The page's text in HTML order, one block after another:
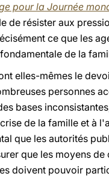
pour la Journée
de résister aux
ce que les
de la
elles-mêmes le
personnes
bases
de la famille et à
que les autorités
que les moyens
doivent pouvoir